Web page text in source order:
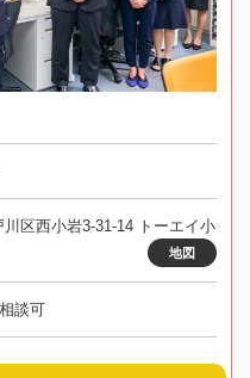
区西小岩3-31-14 トーエイ小
地図
談可